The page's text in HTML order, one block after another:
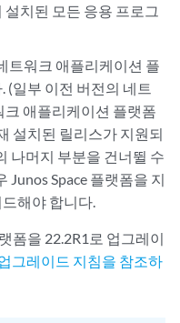
치된 모든 응용 프로그
트워크 애플리케이션 플
(일부 이전 버전의 네트
애플리케이션 플랫폼
설치된 릴리스가 지원되
나머지 부분을 건너뛸 수
Junos Space 플랫폼을 지
해야 합니다.
폼을 22.2R1로 업그레이
그레이드 지침을 참조하